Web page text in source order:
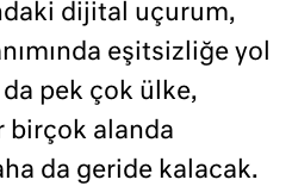
dijital uçurum,
eşitsizliğe yol
da pek çok ülke,
birçok alanda
da geride kalacak.